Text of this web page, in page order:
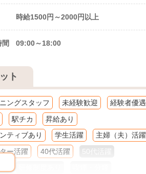
時給1500円～2000円以上
09:00～18:00
ト
ングスタッフ 未経験歓迎
経験者優遇
駅チカ
昇給あり
ティブあり
学生活躍
主婦（夫）活躍
ー活躍
40代活躍
50代活躍